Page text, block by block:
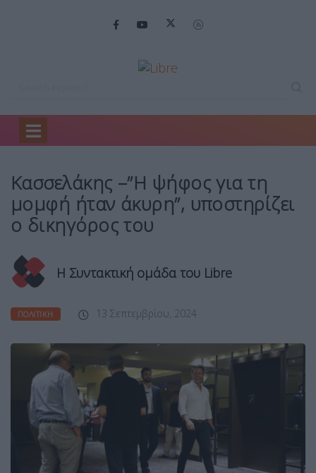
Home
Κασσελάκης –”Η ψήφος για τη
μομφή ήταν άκυρη”, υποστηρίζει
ο δικηγόρος του
Η Συντακτική ομάδα του Libre
ΠΟΛΙΤΙΚΉ 13 Σεπτεμβρίου, 2024